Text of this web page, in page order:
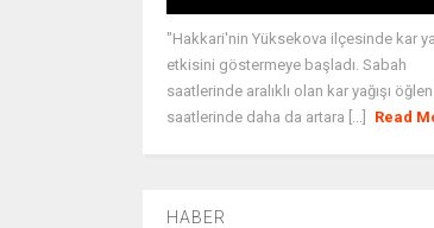
"Hakkari'nin Yüksekova ilçesinde kar
etkisini göstermeye başladı. Sabah
saatlerinde aralıklı olan kar yağışı öğlen
saatlerinde daha da artara [...]
Read
HABER